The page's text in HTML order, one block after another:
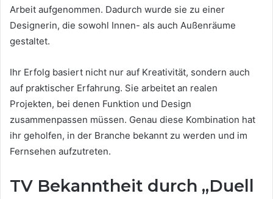
Arbeit aufgenommen. Dadurch wurde sie zu einer
Designerin, die sowohl Innen- als auch Außenräume
gestaltet.
Ihr Erfolg basiert nicht nur auf Kreativität, sondern auch
auf praktischer Erfahrung. Sie arbeitet an realen
Projekten, bei denen Funktion und Design
zusammenpassen müssen. Genau diese Kombination hat
ihr geholfen, in der Branche bekannt zu werden und im
Fernsehen aufzutreten.
TV Bekanntheit durch „Duell